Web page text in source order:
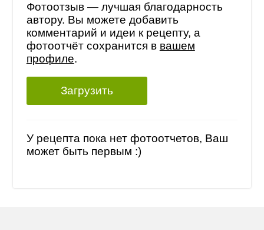
Фотоотзыв — лучшая благодарность
автору. Вы можете добавить
комментарий и идеи к рецепту, а
фотоотчёт сохранится в вашем
профиле.
Загрузить
У рецепта пока нет фотоотчетов, Ваш
может быть первым :)